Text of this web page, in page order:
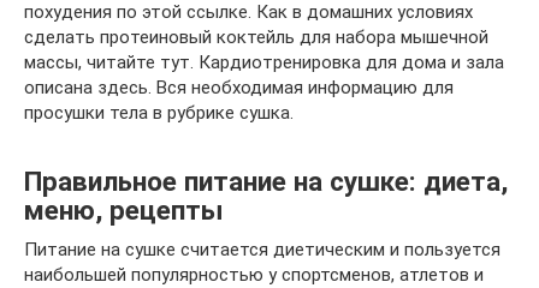
похудения по этой ссылке. Как в домашних условиях
сделать протеиновый коктейль для набора мышечной
массы, читайте тут. Кардиотренировка для дома и зала
описана здесь. Вся необходимая информацию для
просушки тела в рубрике сушка.
Правильное питание на сушке: диета,
меню, рецепты
Питание на сушке считается диетическим и пользуется
наибольшей популярностью у спортсменов, атлетов и